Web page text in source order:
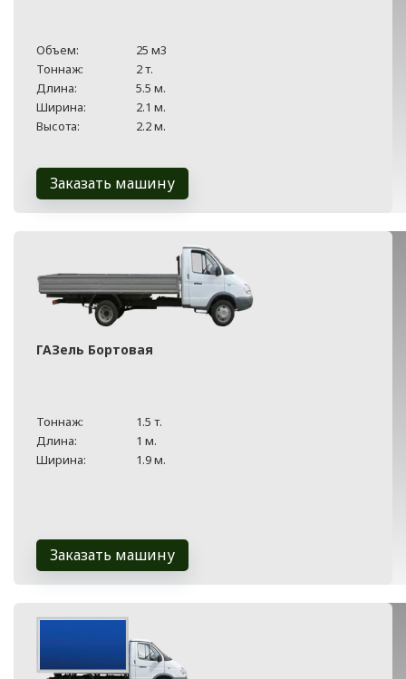
Объем:
25 м3
Тоннаж:
2 т.
Длина:
5.5 м.
Ширина:
2.1 м.
Высота:
2.2 м.
Заказать машину
ГАЗель Бортовая
Тоннаж:
1.5 т.
Длина:
1 м.
Ширина:
1.9 м.
Заказать машину